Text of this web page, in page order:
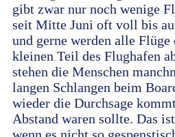
gibt zwar nur noch wenige
seit Mitte Juni oft voll bis
und gerne werden alle Flüge
kleinen Teil des Flughafen
stehen die Menschen
langen Schlangen beim
wieder die Durchsage
Abstand waren sollte. Das